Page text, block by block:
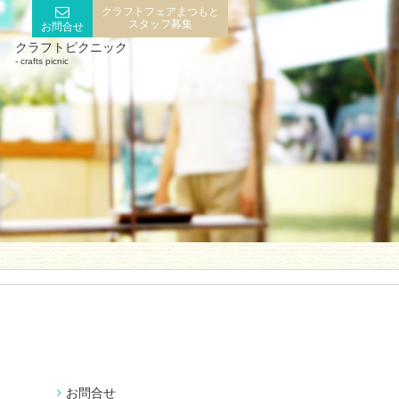
クラフトピクニック
crafts picnic
お問合せ
クラフトフェアまつもと
スタッフ募集
お問合せ